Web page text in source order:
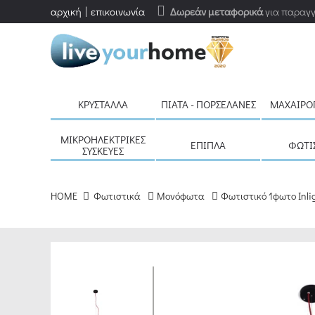
Δωρεάν μεταφορικάγια
αρχική επικοινωνία
ΚΡΎΣΤΑΛΛΑ ΠΙΆΤΑ - ΠΟΡΣΕΛΆΝΕΣ
ΜΙΚΡΟΗΛΕΚΤΡΙΚΈΣ
ΣΥΣΚΕΥΈΣ
ΈΠΙΠΛΑ
HOME Φωτιστικά Μονόφωτα Φωτιστικό 1φωτο